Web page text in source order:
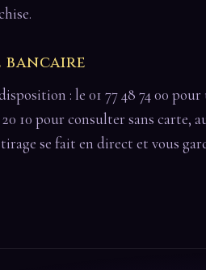
bancaire
: le 01 77 48 74 00
10 pour consulter sans carte,
se fait en direct et vous